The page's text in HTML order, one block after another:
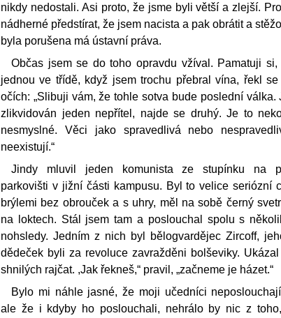
nikdy nedostali. Asi proto, že jsme byli větší a zlejší.
nádherné předstírat, že jsem nacista a pak obrátit a
byla porušena má ústavní práva.
Občas jsem se do toho opravdu vžíval. Pamatuji
jednou ve třídě, když jsem trochu přebral vína, řekl
očích: „Slibuji vám, že tohle sotva bude poslední válka.
zlikvidován jeden nepřítel, najde se druhý. Je to
nesmyslné. Věci jako spravedlivá nebo
neexistují.“
Jindy mluvil jeden komunista ze stupínku na
parkovišti v jižní části kampusu. Byl to velice seriózní
brýlemi bez obrouček a s uhry, měl na sobě černý
na loktech. Stál jsem tam a poslouchal spolu s
nohsledy. Jedním z nich byl bělogvardějec Zircoff,
dědeček byli za revoluce zavražděni bolševiky.
shnilých rajčat. ,Jak řekneš,“ pravil, „začneme je házet.“
Bylo mi náhle jasné, že moji učedníci
ale že i kdyby ho poslouchali, nehrálo by nic z